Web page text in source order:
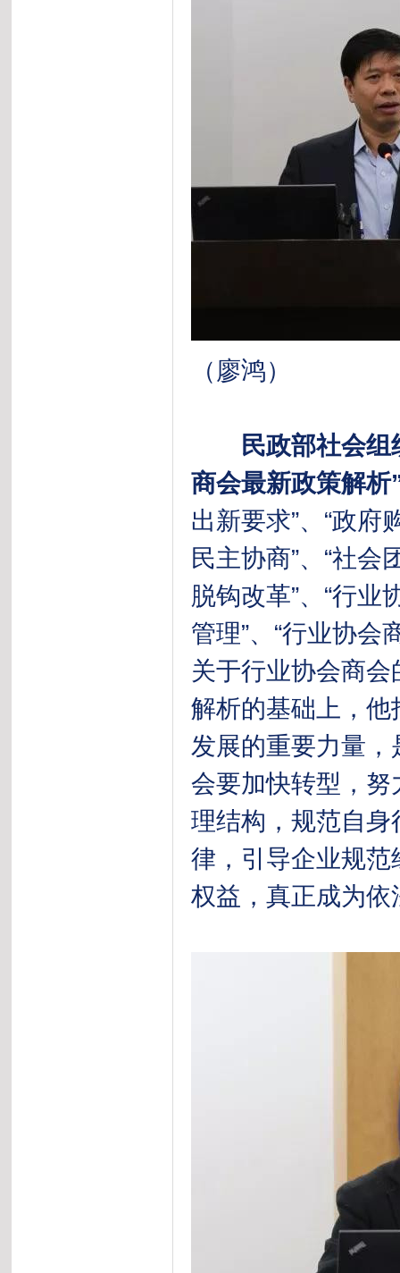
（廖鸿）
民政部社会
商会最新政策解析
出新要求”、“政府
民主协商”、“社会
脱钩改革”、“行业
管理”、“行业协会
关于行业协会商
解析的基础上，
发展的重要力量
会要加快转型，
理结构，规范自
律，引导企业规
权益，真正成为